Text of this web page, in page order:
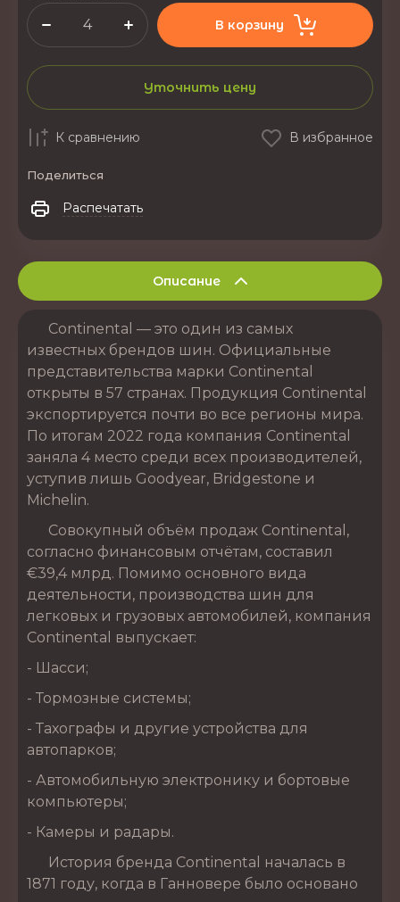
В корзину
Уточнить цену
К сравнению В избранное
Поделиться
Распечатать
Описание
Continental — это один из самых
известных брендов шин. Официальные
представительства марки Continental
открыты в 57 странах. Продукция Continental
экспортируется почти во все регионы мира.
По итогам 2022 года компания Continental
заняла 4 место среди всех производителей,
уступив лишь Goodyear, Bridgestone и
Michelin.
Совокупный объём продаж Continental,
согласно финансовым отчётам, составил
€39,4 млрд. Помимо основного вида
деятельности, производства шин для
легковых и грузовых автомобилей, компания
Continental выпускает:
- Шасси;
- Тормозные системы;
- Тахографы и другие устройства для
автопарков;
- Автомобильную электронику и бортовые
компьютеры;
- Камеры и радары.
История бренда Continental началась в
1871 году, когда в Ганновере было основано